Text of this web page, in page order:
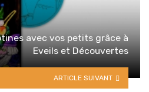
avec vos petits grâce à
Eveils et Découvertes
ARTICLE SUIVANT